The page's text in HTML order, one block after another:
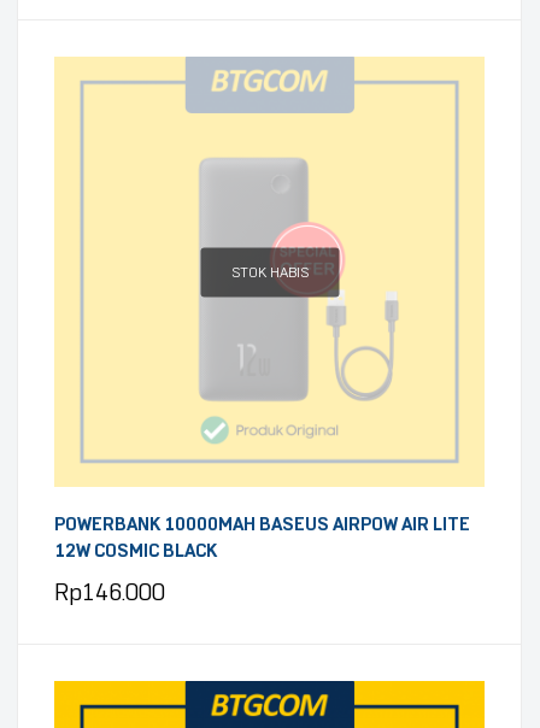
STOK HABIS
POWERBANK 10000MAH BASEUS AIRPOW AIR LITE
12W COSMIC BLACK
Rp146.000